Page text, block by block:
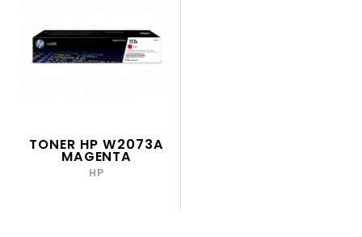
TONER HP W2073A
MAGENTA
HP